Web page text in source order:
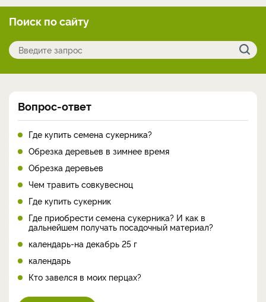
Поиск по сайту
Вопрос-ответ
Где купить семена сукерника?
Обрезка деревьев в зимнее время
Обрезка деревьев
Чем травить совкувесноц
Где купить сукерник
Где приобрести семена сукерника? И как в
дальнейшем получать посадочный материал?
календарь-на декабрь 25 г
календарь
Кто завелся в моих перцах?